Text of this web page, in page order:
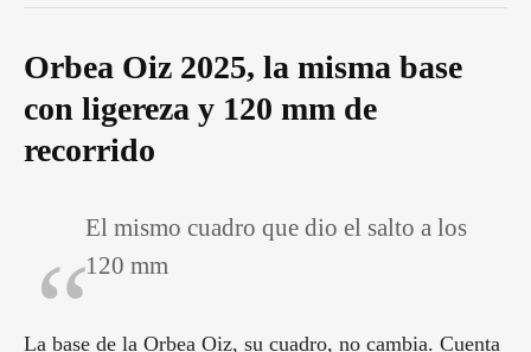
Orbea Oiz 2025, la misma base
con ligereza y 120 mm de
recorrido
El mismo cuadro que dio el salto a los
120 mm
La base de la Orbea Oiz, su cuadro, no cambia. Cuenta